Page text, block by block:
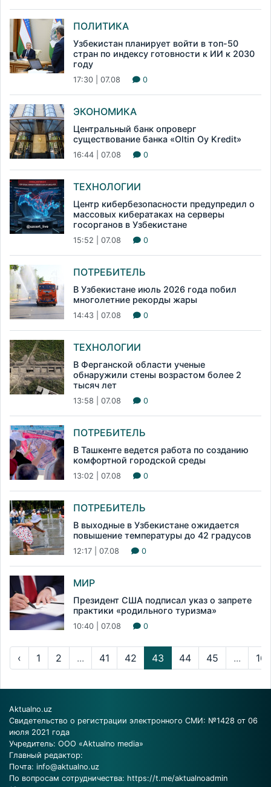
ПОЛИТИКА
Узбекистан планирует войти в топ-50
стран по индексу готовности к ИИ к 2030
году
17:30 | 07.08 0
ЭКОНОМИКА
Центральный банк опроверг
существование банка «Oltin Oy Kredit»
16:44 | 07.08 0
ТЕХНОЛОГИИ
Центр кибербезопасности предупредил о
массовых кибератаках на серверы
госорганов в Узбекистане
15:52 | 07.08 0
ПОТРЕБИТЕЛЬ
В Узбекистане июль 2026 года побил
многолетние рекорды жары
14:43 | 07.08 0
ТЕХНОЛОГИИ
В Ферганской области ученые
обнаружили стены возрастом более 2
тысяч лет
13:58 | 07.08 0
ПОТРЕБИТЕЛЬ
В Ташкенте ведется работа по созданию
комфортной городской среды
13:02 | 07.08 0
ПОТРЕБИТЕЛЬ
В выходные в Узбекистане ожидается
повышение температуры до 42 градусов
12:17 | 07.08 0
МИР
Президент США подписал указ о запрете
практики «родильного туризма»
10:40 | 07.08 0
‹ 1 2 ... 41 42 43 44 45 ...
Aktualno.uz
Свидетельство о регистрации электронного СМИ: №1428 от 06
июля 2021 года
Учредитель: ООО «Aktualno media»
Главный редактор:
Почта: info@aktualno.uz
По вопросам сотрудничества: https://t.me/aktualnoadmin